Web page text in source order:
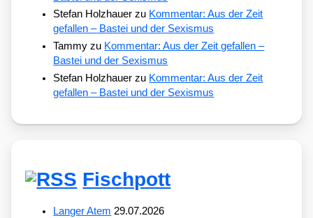
Stefan Holzhauer zu Kommentar: Aus der Zeit
gefallen – Bastei und der Sexismus
Tammy zu Kommentar: Aus der Zeit gefallen –
Bastei und der Sexismus
Stefan Holzhauer zu Kommentar: Aus der Zeit
gefallen – Bastei und der Sexismus
Fischpott
Langer Atem 29.07.2026